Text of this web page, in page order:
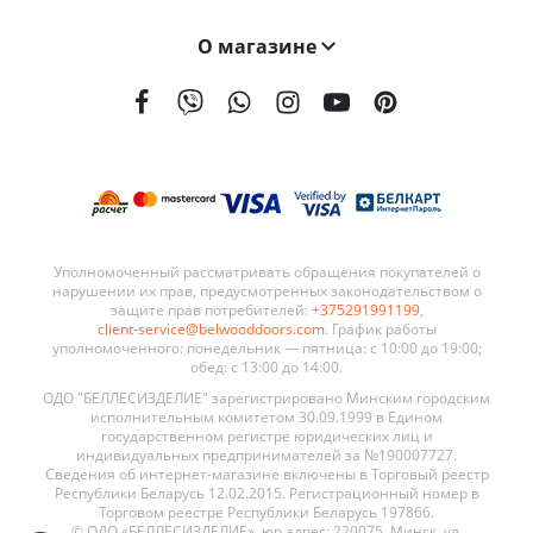
О магазине
Уполномоченный рассматривать обращения покупателей о
нарушении их прав, предусмотренных законодательством о
защите прав потребителей: +375291991199,
client-service@belwooddoors.com. График работы
уполномоченного: понедельник — пятница: с 10:00 до 19:00;
обед: с 13:00 до 14:00.
ОДО "БЕЛЛЕСИЗДЕЛИЕ" зарегистрировано Минским городским
исполнительным комитетом 30.09.1999 в Едином
государственном регистре юридических лиц и
индивидуальных предпринимателей за №190007727.
Сведения об интернет-магазине включены в Торговый реестр
Республики Беларусь 12.02.2015. Регистрационный номер в
Торговом реестре Республики Беларусь 197866.